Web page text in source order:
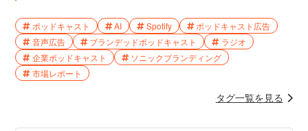
ポッドキャスト AI Spotify
ポッドキャスト広告
音声広告
ブランデッドポッドキャスト
ラジオ
企業ポッドキャスト
ソニックブランディング
市場レポート
タグ一覧を見る